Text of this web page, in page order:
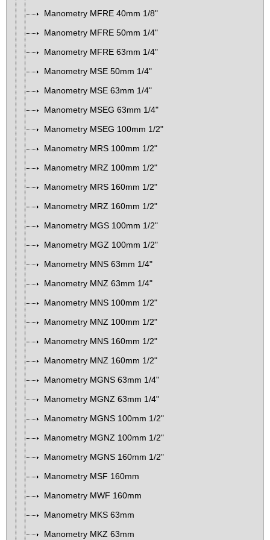
Manometry MFRE 40mm 1/8"
Manometry MFRE 50mm 1/4"
Manometry MFRE 63mm 1/4"
Manometry MSE 50mm 1/4"
Manometry MSE 63mm 1/4"
Manometry MSEG 63mm 1/4"
Manometry MSEG 100mm 1/2"
Manometry MRS 100mm 1/2"
Manometry MRZ 100mm 1/2"
Manometry MRS 160mm 1/2"
Manometry MRZ 160mm 1/2"
Manometry MGS 100mm 1/2"
Manometry MGZ 100mm 1/2"
Manometry MNS 63mm 1/4"
Manometry MNZ 63mm 1/4"
Manometry MNS 100mm 1/2"
Manometry MNZ 100mm 1/2"
Manometry MNS 160mm 1/2"
Manometry MNZ 160mm 1/2"
Manometry MGNS 63mm 1/4"
Manometry MGNZ 63mm 1/4"
Manometry MGNS 100mm 1/2"
Manometry MGNZ 100mm 1/2"
Manometry MGNS 160mm 1/2"
Manometry MSF 160mm
Manometry MWF 160mm
Manometry MKS 63mm
Manometry MKZ 63mm